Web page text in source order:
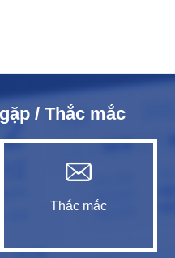
/ Thắc mắc
Thắc mắc